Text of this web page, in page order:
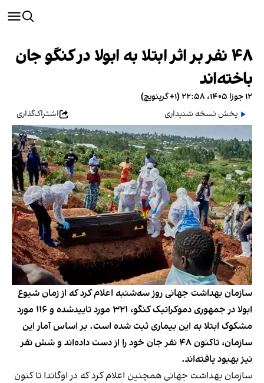
۴۸ نفر بر اثر ابتلا به ابولا در کنگو جان
باخته‌اند
۱۲ جوزا ۱۴۰۵، ۲۲:۵۸ (‎+۱ گرینویچ)
پخش نسخه شنیداری
اشتراک‌گذاری
سازمان بهداشت جهانی روز سه‌شنبه اعلام کرد که از زمان شیوع
ابولا در جمهوری دموکراتیک کنگو، ۳۲۱ مورد تاییدشده و ۱۱۶ مورد
مشکوک ابتلا به این بیماری ثبت شده است. بر اساس آمار این
سازمان، تاکنون ۴۸ نفر جان خود را از دست داده‌اند و شش نفر
نیز بهبود یافته‌اند.
سازمان بهداشت جهانی همچنین اعلام کرد که در اوگاندا تا کنون